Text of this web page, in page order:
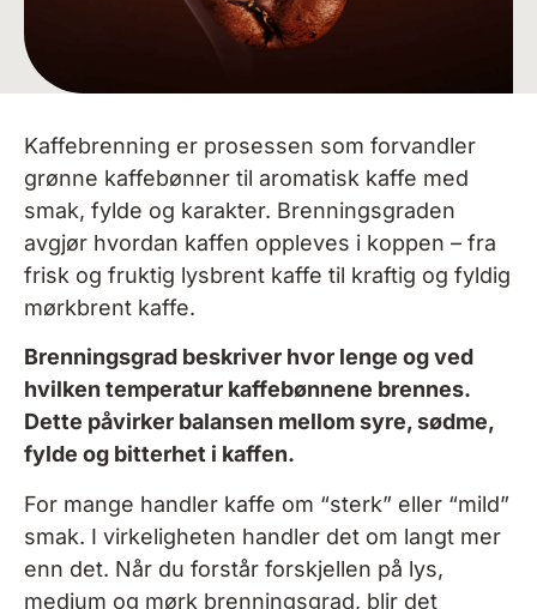
Kaffebrenning er prosessen som forvandler
grønne kaffebønner til aromatisk kaffe med
smak, fylde og karakter. Brenningsgraden
avgjør hvordan kaffen oppleves i koppen – fra
frisk og fruktig lysbrent kaffe til kraftig og fyldig
mørkbrent kaffe.
Brenningsgrad beskriver hvor lenge og ved
hvilken temperatur kaffebønnene brennes.
Dette påvirker balansen mellom syre, sødme,
fylde og bitterhet i kaffen.
For mange handler kaffe om “sterk” eller “mild”
smak. I virkeligheten handler det om langt mer
enn det. Når du forstår forskjellen på lys,
medium og mørk brenningsgrad, blir det